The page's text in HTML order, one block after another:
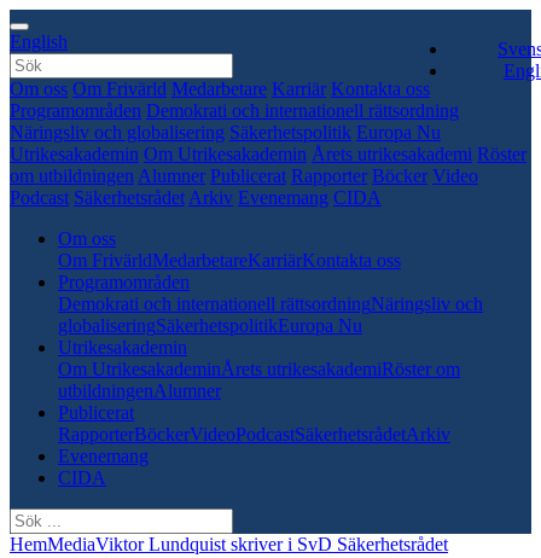
English
Om oss Om Frivärld Medarbetare Karriär Kontakta oss
Programområden Demokrati och internationell rättsordning
Näringsliv och globalisering Säkerhetspolitik Europa Nu
Utrikesakademin Om Utrikesakademin Årets utrikesakademi Röster
om utbildningen Alumner Publicerat Rapporter Böcker Video
Podcast Säkerhetsrådet Arkiv Evenemang CIDA
Om oss
Om FrivärldMedarbetareKarriärKontakta oss
Programområden
Demokrati och internationell rättsordningNäringsliv och
globaliseringSäkerhetspolitikEuropa Nu
Utrikesakademin
Om UtrikesakademinÅrets utrikesakademiRöster om
utbildningenAlumner
Publicerat
RapporterBöckerVideoPodcastSäkerhetsrådetArkiv
Evenemang
CIDA
HemMediaViktor Lundquist skriver i SvD Säkerhetsrådet